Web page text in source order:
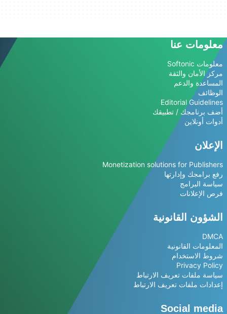
معلومات عنا
معلومات Softonic
مركز الأمان والثقة
المساعدة والدعم
الوظائف
Editorial Guidelines
أضف برنامجك / تطبيقك
أدوات أونلاين
الإعلان
Monetization solutions for Publishers
رفع برامجك وإدارتها
سياسة البرامج
فرص الإعلانات
الشؤون القانونية
DMCA
المعلومات القانونية
شروط الاستخدام
Privacy Policy
سياسة ملفات تعريف الارتباط
إعدادات ملفات تعريف الارتباط
Social media